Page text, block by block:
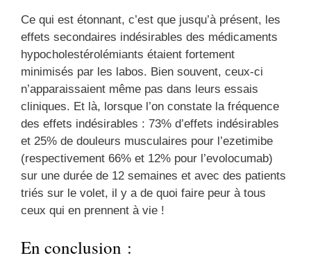
Ce qui est étonnant, c’est que jusqu’à présent, les
effets secondaires indésirables des médicaments
hypocholestérolémiants étaient fortement
minimisés par les labos. Bien souvent, ceux-ci
n’apparaissaient même pas dans leurs essais
cliniques. Et là, lorsque l’on constate la fréquence
des effets indésirables : 73% d’effets indésirables
et 25% de douleurs musculaires pour l’ezetimibe
(respectivement 66% et 12% pour l’evolocumab)
sur une durée de 12 semaines et avec des patients
triés sur le volet, il y a de quoi faire peur à tous
ceux qui en prennent à vie !
En conclusion :